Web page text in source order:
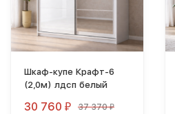
Шкаф-купе Крафт-6
(2,0м) лдсп белый
30 760 ₽ 37 370₽